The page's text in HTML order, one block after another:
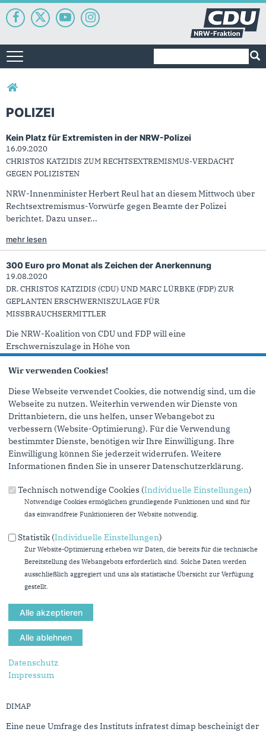
Toggle navigation
Sie sind hier
POLIZEI
Polizei
Kein Platz für Extremisten in der NRW-Polizei
16.09.2020
CHRISTOS KATZIDIS ZUM RECHTSEXTREMISMUS-VERDACHT
GEGEN POLIZISTEN
NRW-Innenminister Herbert Reul hat an diesem Mittwoch über
Rechtsextremismus-Vorwürfe gegen Beamte der Polizei
berichtet. Dazu unser...
mehr lesen
300 Euro pro Monat als Zeichen der Anerkennung
19.08.2020
DR. CHRISTOS KATZIDIS (CDU) UND MARC LÜRBKE (FDP) ZUR
GEPLANTEN ERSCHWERNISZULAGE FÜR
MISSBRAUCHSERMITTLER
Die NRW-Koalition von CDU und FDP will eine
Erschwerniszulage in Höhe von
300 Euro pro Monat für Ermittlerinnen und Ermittler, die in
ihrer...
mehr lesen
„Was hinter den Bildern steckt, muss aufgeklärt werden“
17.08.2020
DR. CHRISTOS KATZIDIS ZUM POLIZEIEINSATZ IN DER
DÜSSELDORFER ALTSTADT
Im Internet kursieren Bilder von einem Polizeieinsatz in der
Düsseldorfer Altstadt, bei dem Polizeibeamte einen 15-...
Weitere Wertschätzung der Arbeit unserer Polizei
07.08.2020
Zur Ankündigung des NRW-Innenministers, jetzt
Langzeitarbeitskonten für die Polizei in Nordrhein-Westfalen
einführen zu wollen, erklärt der...
mehr lesen
Wir wollen und brauchen noch mehr Rückhalt für unsere
Polizei
05.08.2020
DIMAP
Eine neue Umfrage des Instituts infratest dimap bescheinigt der
Wir verwenden Cookies!
Diese Webseite verwendet Cookies, die notwendig sind, um die
Webseite zu nutzen. Weiterhin verwenden wir Dienste von
Drittanbietern, die uns helfen, unser Webangebot zu
verbessern (Website-Optimierung). Für die Verwendung
bestimmter Dienste, benötigen wir Ihre Einwilligung. Ihre
Einwilligung können Sie jederzeit widerrufen. Weitere
Informationen finden Sie in unserer Datenschutzerklärung.
Technisch notwendige Cookies (Individuelle Einstellungen)
Notwendige Cookies ermöglichen grundlegende Funktionen und sind für
das einwandfreie Funktionieren der Website notwendig.
Statistik (Individuelle Einstellungen)
Zur Website-Optimierung erheben wir Daten, die bereits für die technische
Bereitstellung des Webangebots erforderlich sind. Solche Daten werden
ausschließlich aggregiert und uns als statistische Übersicht zur Verfügung
gestellt.
Datenschutz
Impressum